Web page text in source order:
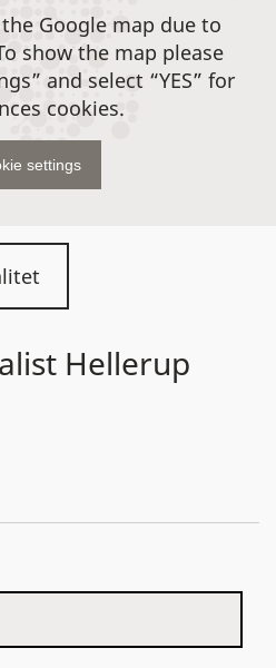
Hellerup
Google map due to
show the map please
and select “YES” for
cookies.
settings